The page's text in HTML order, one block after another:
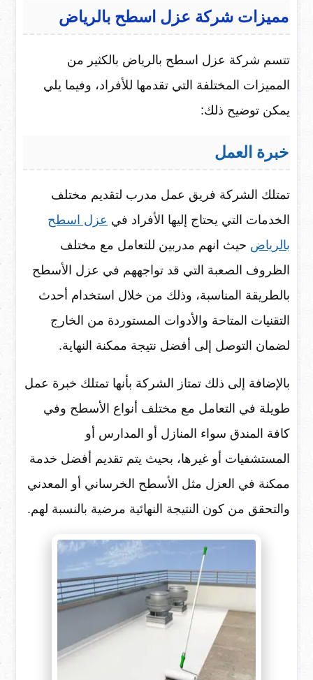
مميزات شركة عزل اسطح بالرياض
تتسم شركة عزل اسطح بالرياض بالكثير من
المميزات المختلفة التي تقدمها للأفراد، وفيما يلي
يمكن توضيح ذلك:
خبرة العمل
تمتلك الشركة فريق عمل مدرب لتقديم مختلف
الخدمات التي يحتاج إليها الأفراد في عزل اسطح
بالرياض حيث انهم مدربين للتعامل مع مختلف
الظروف الصعبة التي قد تواجههم في عزل الأسطح
بالطريقة المناسبة، وذلك من خلال استخدام أحدث
التقنيات المتاحة والأدوات المستوردة من الخارج
لضمان التوصل إلى أفضل نتيجة ممكنة النهاية.
بالإضافة إلى ذلك تمتاز الشركة بأنها تمتلك خبرة عمل
طويلة في التعامل مع مختلف أنواع الأسطح وفي
كافة المندق سواء المنازل أو المدارس أو
المستشفيات أو غيرها، بحيث يتم تقديم أفضل خدمة
ممكنة في العزل مثل الأسطح الخرساني أو المعدني
والتحقق من كون النتيجة النهائية مرضية بالنسبة لهم.